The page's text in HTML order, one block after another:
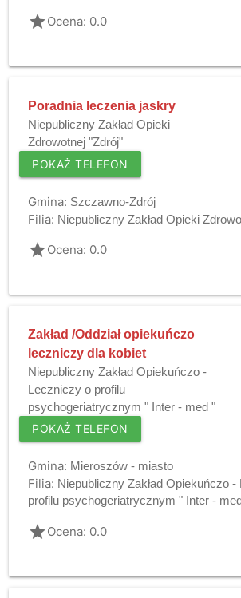
gradeOcena: 0.0
Poradnia leczenia jaskry
Niepubliczny Zakład Opieki
Zdrowotnej "Zdrój"
POKAŻ TELEFON
Gmina: Szczawno-Zdrój
Filia: Niepubliczny Zakład Opieki
gradeOcena: 0.0
Zakład /Oddział opiekuńczo
leczniczy dla kobiet
Niepubliczny Zakład Opiekuńczo -
Leczniczy o profilu
psychogeriatrycznym " Inter - med "
POKAŻ TELEFON
Gmina: Mieroszów - miasto
Filia: Niepubliczny Zakład Opiekuńczo
profilu psychogeriatrycznym " Inter -
gradeOcena: 0.0